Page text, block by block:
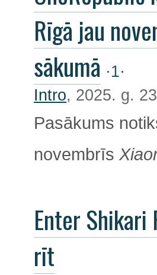
Rīgā jau
sākumā ·1·
Intro, 2025. g.
Pasākums
novembrīs
Enter Shikari
rīt